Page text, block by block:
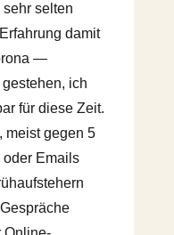
selten
damit
—
ich
für diese Zeit.
meist gegen 5
oder Emails